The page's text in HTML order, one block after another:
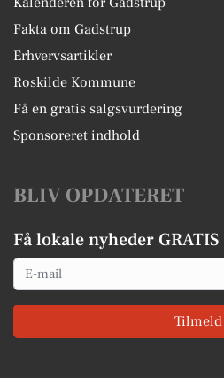
Fakta om Gadstrup
Erhvervsartikler
Roskilde Kommune
Få en gratis salgsvurdering
Sponsoreret indhold
BLIV OPDATERET
Få lokale nyheder GRATIS
Email
Tilmeld